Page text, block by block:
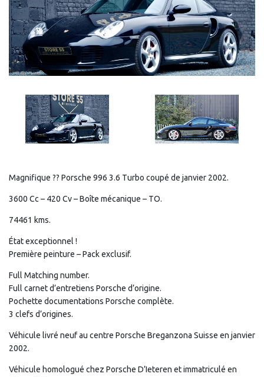
Magnifique ?? Porsche 996 3.6 Turbo coupé de janvier 2002.
3600 Cc – 420 Cv – Boîte mécanique – TO.
74461 kms.
État exceptionnel !
Première peinture – Pack exclusif.
Full Matching number.
Full carnet d’entretiens Porsche d’origine.
Pochette documentations Porsche complète.
3 clefs d’origines.
Véhicule livré neuf au centre Porsche Breganzona Suisse en janvier
2002.
Véhicule homologué chez Porsche D’Ieteren et immatriculé en